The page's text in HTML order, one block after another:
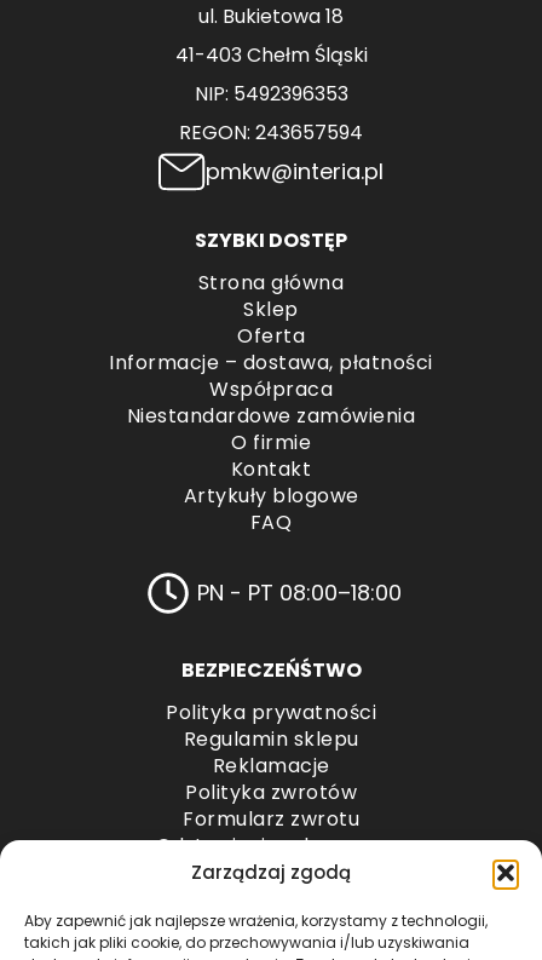
Zarządzaj zgodą
Aby zapewnić jak najlepsze wrażenia, korzystamy z technologii,
takich jak pliki cookie, do przechowywania i/lub uzyskiwania
ul. Bukietowa 18
41-403 Chełm Śląski
NIP: 5492396353
REGON: 243657594
pmkw@interia.pl
SZYBKI DOSTĘP
Strona główna
Sklep
Oferta
Informacje – dostawa, płatności
Współpraca
Niestandardowe zamówienia
O firmie
Kontakt
Artykuły blogowe
FAQ
PN - PT 08:00–18:00
BEZPIECZEŃŚTWO
Polityka prywatności
Regulamin sklepu
Reklamacje
Polityka zwrotów
Formularz zwrotu
Odstąpienie od umowy
Odstąpienie od umowy – przesyłki paletowe
METODY PŁATNOŚCI